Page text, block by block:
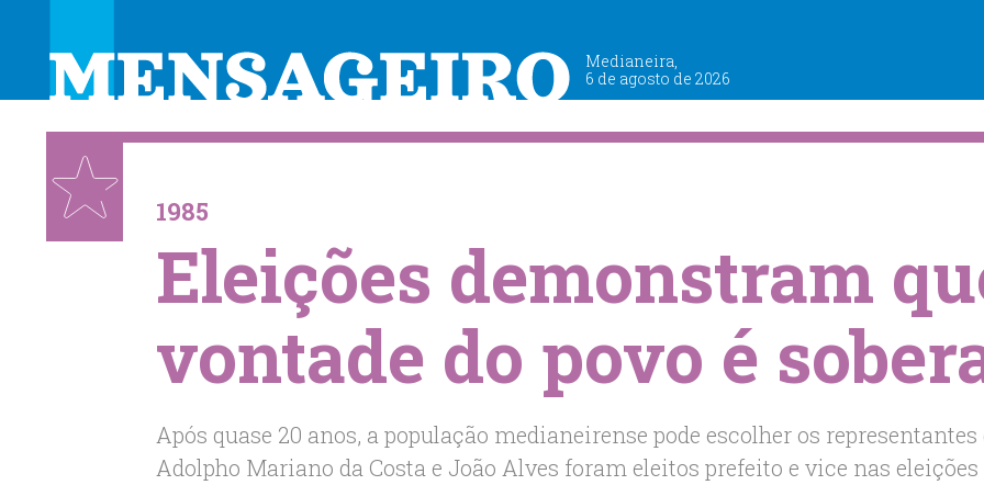
Medianeira,
6 de agosto de 2026
ESPECIAL 1985
Eleições demonstram
vontade do povo é
Após quase 20 anos, a população medianeirense pode escolher os
Adolpho Mariano da Costa e João Alves foram eleitos prefeito e vice nas eleições